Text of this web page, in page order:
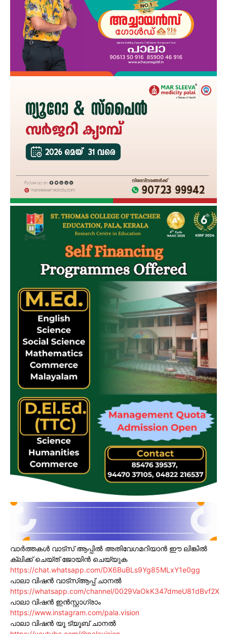
വാർത്തകൾ വാട്സ് ആപ്പിൽ അതിവേഗമറിയാൻ ഈ ലിങ്കിൽ
ക്ലിക്ക് ചെയ്ത് ജോയിൻ ചെയ്യുക
https://chat.whatsapp.com/DX6BuBLs9Yg85MLxY1e0gg
പാലാ വിഷൻ വാട്സ്ആപ്പ് ചാനൽ
https://whatsapp.com/channel/0029VaOkK347dmeU81dBvf2X
പാലാ വിഷൻ ഇൻസ്റ്റാഗ്രാം
https://www.instagram.com/pala.vision
പാലാ വിഷൻ യൂ ട്യൂബ് ചാനൽ